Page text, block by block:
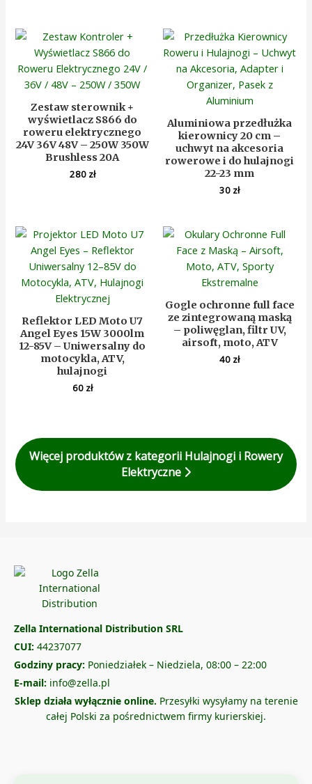
Zestaw sterownik +
wyświetlacz S866 do
roweru elektrycznego
24V 36V 48V – 250W 350W
Brushless 20A
280 zł
Aluminiowa przedłużka
kierownicy 20 cm –
uchwyt na akcesoria
rowerowe i do hulajnogi
22-23 mm
30 zł
Reflektor LED Moto U7
Angel Eyes 15W 3000lm
12-85V – Uniwersalny do
motocykla, ATV,
hulajnogi
60 zł
Gogle ochronne full face
ze zintegrowaną maską
– poliwęglan, filtr UV,
airsoft, moto, ATV
40 zł
Więcej produktów z kategorii Hulajnogi i Rowery
Elektryczne
Zella International Distribution SRL
CUI: 44237077
Godziny pracy: Poniedziałek – Niedziela, 08:00 – 22:00
E-mail: info@zella.pl
Sklep działa wyłącznie online. Przesyłki wysyłamy na terenie
całej Polski za pośrednictwem firmy kurierskiej.